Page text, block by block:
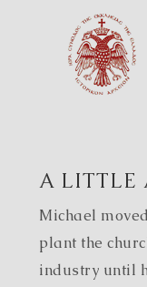
A LITTLE
Michael
plant the
industry until